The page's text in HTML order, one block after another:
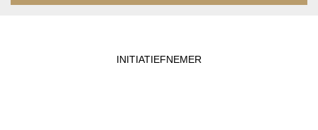
INITIATIEFNEMER